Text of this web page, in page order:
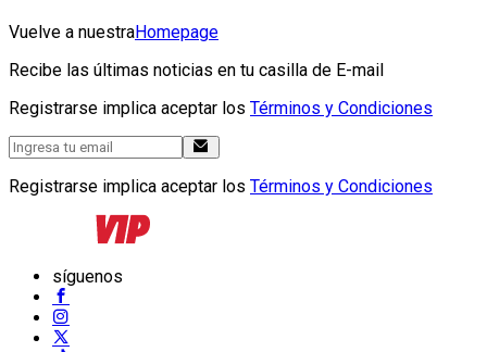
Vuelve a nuestraHomepage
Recibe las últimas noticias en tu casilla de E-mail
Registrarse implica aceptar los Términos y Condiciones
Registrarse implica aceptar los Términos y Condiciones
síguenos